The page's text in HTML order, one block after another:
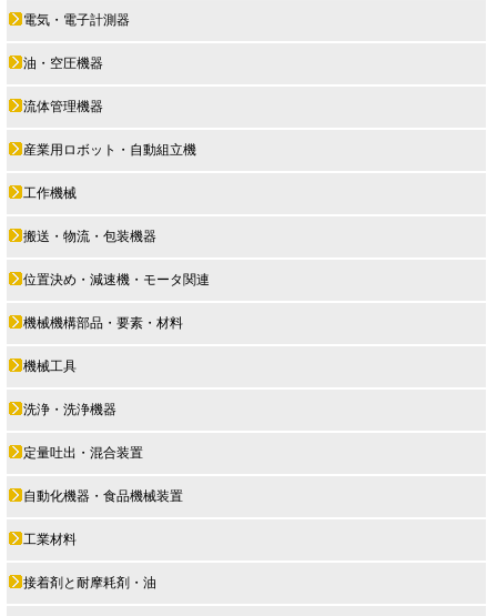
電気・電子計測器
油・空圧機器
流体管理機器
産業用ロボット・自動組立機
工作機械
搬送・物流・包装機器
位置決め・減速機・モータ関連
機械機構部品・要素・材料
機械工具
洗浄・洗浄機器
定量吐出・混合装置
自動化機器・食品機械装置
工業材料
接着剤と耐摩耗剤・油